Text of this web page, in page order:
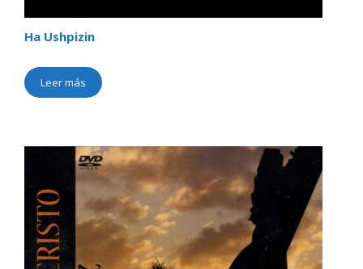
Ha Ushpizin
Leer más